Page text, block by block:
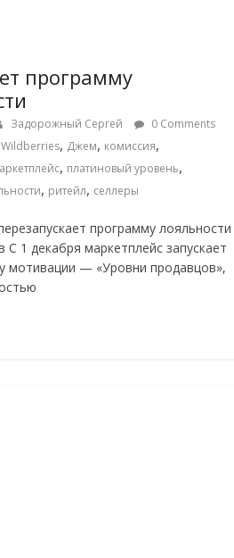
программу
Задорожный Сергей
0 Comments
Wildberries, Джем, комиссия,
, платиновый уровень,
, ритейл, селлеры
программу лояльности
С 1 декабря маркетплейс запускает
мотивации — «Уровни продавцов»,